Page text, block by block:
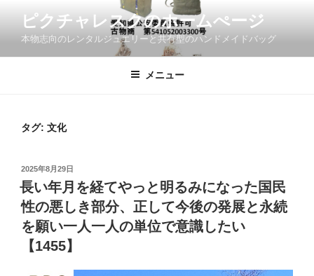
ン
ピクチャレスクのホームぺージ
本物志向のレンタルジュエリーと共有型のハンドメイドバッグ
メニュー
タグ: 文化
投
稿
日:
2025年8月29日
長い年月を経てやっと明るみになった国民
性の悪しき部分、正して今後の発展と永続
を願い一人一人の単位で意識したい
【1455】